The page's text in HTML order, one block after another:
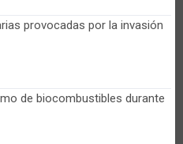
provocadas por la invasión
de biocombustibles durante